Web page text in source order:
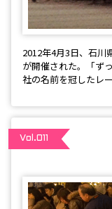
2012年4月3日、石川
が開催された。「ず
社の名前を冠したレ
Vol.011